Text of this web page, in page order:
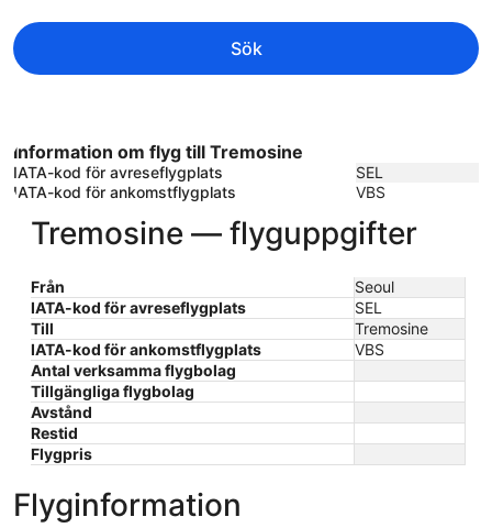
Sök
Information om flyg till Tremosine
IATA-kod för avreseflygplats
SEL
IATA-kod för ankomstflygplats
VBS
Tremosine — flyguppgifter
Från
Seoul
IATA-kod för avreseflygplats
SEL
Till
Tremosine
IATA-kod för ankomstflygplats
VBS
Antal verksamma flygbolag
Tillgängliga flygbolag
Avstånd
Restid
Flygpris
Flyginformation